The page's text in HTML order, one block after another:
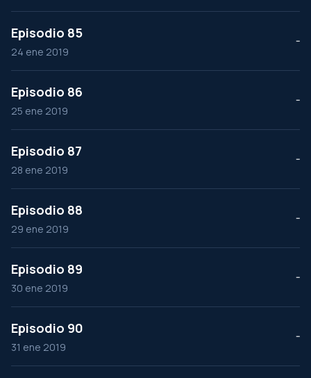
Episodio 85
24 ene 2019
--
Episodio 86
25 ene 2019
--
Episodio 87
28 ene 2019
--
Episodio 88
29 ene 2019
--
Episodio 89
30 ene 2019
--
Episodio 90
31 ene 2019
--